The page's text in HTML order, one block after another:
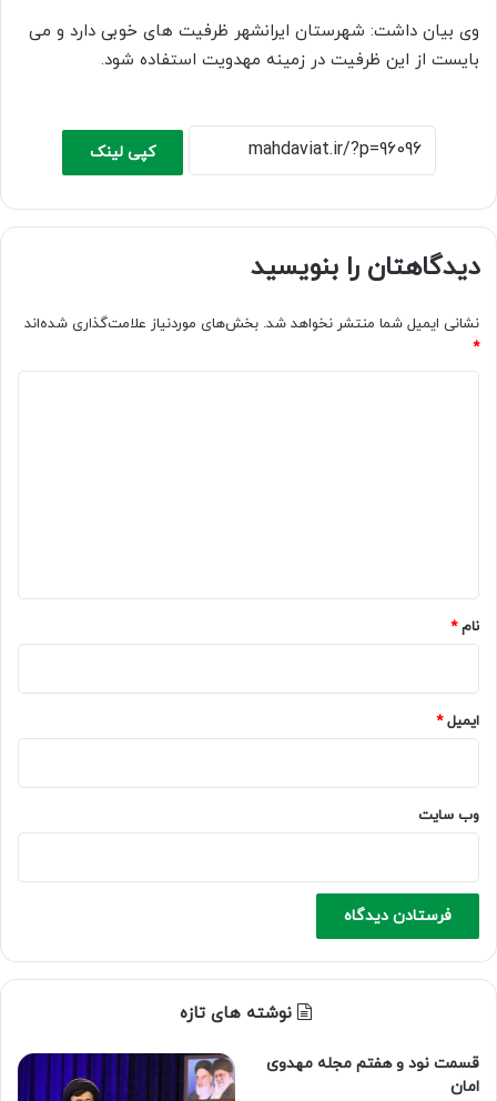
وی بیان داشت: شهرستان ایرانشهر ظرفیت های خوبی دارد و می
بایست از این ظرفیت در زمینه مهدویت استفاده شود.
کپی لینک
دیدگاهتان را بنویسید
نشانی ایمیل شما منتشر نخواهد شد. بخش‌های موردنیاز علامت‌گذاری شده‌اند
*
نام*
ایمیل*
وب‌ سایت
نوشته های تازه
قسمت نود و هفتم مجله مهدوی
امان